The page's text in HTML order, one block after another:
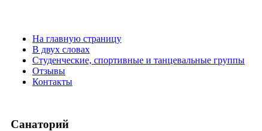
На главную страницу
В двух словах
Студенческие, спортивные и танцевальные группы
Отзывы
Контакты
Санаторий